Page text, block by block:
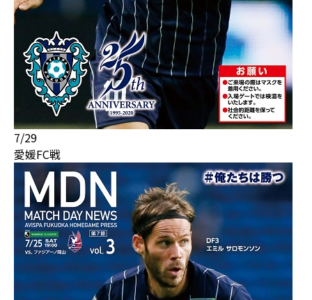
7/29
愛媛FC戦